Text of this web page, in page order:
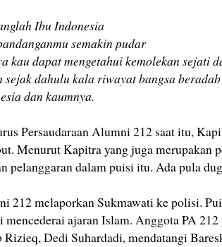
Ibu Indonesia
semakin pudar
kau dapat mengetahui kemolekan sejati
sejak dahulu kala riwayat bangsa
dan kaumnya.
Persaudaraan Alumni 212 saat itu,
Menurut Kapitra yang juga merupakan
pelanggaran dalam puisi itu. Ada pula
212 melaporkan Sukmawati ke polisi.
ajaran Islam. Anggota PA
Rizieq, Dedi Suhardadi, mendatangi